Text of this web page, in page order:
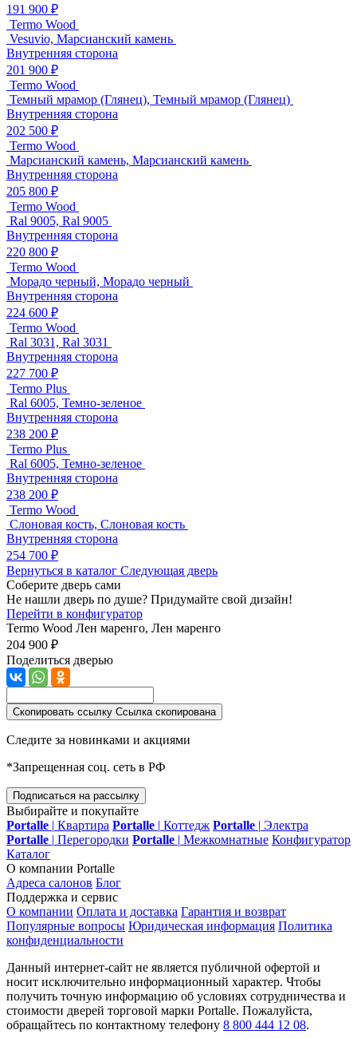
191 900 ₽
Termo Wood
Vesuvio, Марсианский камень
Внутренняя сторона
201 900 ₽
Termo Wood
Темный мрамор (Глянец), Темный мрамор (Глянец)
Внутренняя сторона
202 500 ₽
Termo Wood
Марсианский камень, Марсианский камень
Внутренняя сторона
205 800 ₽
Termo Wood
Ral 9005, Ral 9005
Внутренняя сторона
220 800 ₽
Termo Wood
Морадо черный, Морадо черный
Внутренняя сторона
224 600 ₽
Termo Wood
Ral 3031, Ral 3031
Внутренняя сторона
227 700 ₽
Termo Plus
Ral 6005, Темно-зеленое
Внутренняя сторона
238 200 ₽
Termo Plus
Ral 6005, Темно-зеленое
Внутренняя сторона
238 200 ₽
Termo Wood
Слоновая кость, Слоновая кость
Внутренняя сторона
254 700 ₽
Вернуться в каталог Следующая дверь
Соберите дверь сами
Не нашли дверь по душе? Придумайте свой дизайн!
Перейти в конфигуратор
Termo Wood Лен маренго, Лен маренго
204 900 ₽
Поделиться дверью
Скопировать ссылку Ссылка скопирована
Следите за новинками и акциями
*Запрещенная соц. сеть в РФ
Подписаться на рассылку
Выбирайте и покупайте
Portalle | Квартира Portalle | Коттедж Portalle | Электра
Portalle | Перегородки Portalle | Межкомнатные Конфигуратор
Каталог
О компании Portalle
Адреса салонов Блог
Поддержка и сервис
О компании Оплата и доставка Гарантия и возврат
Популярные вопросы Юридическая информация Политика
конфиденциальности
Данный интернет-сайт не является публичной офертой и
носит исключительно информационный характер. Чтобы
получить точную информацию об условиях сотрудничества и
стоимости дверей торговой марки Portalle. Пожалуйста,
обращайтесь по контактному телефону 8 800 444 12 08.